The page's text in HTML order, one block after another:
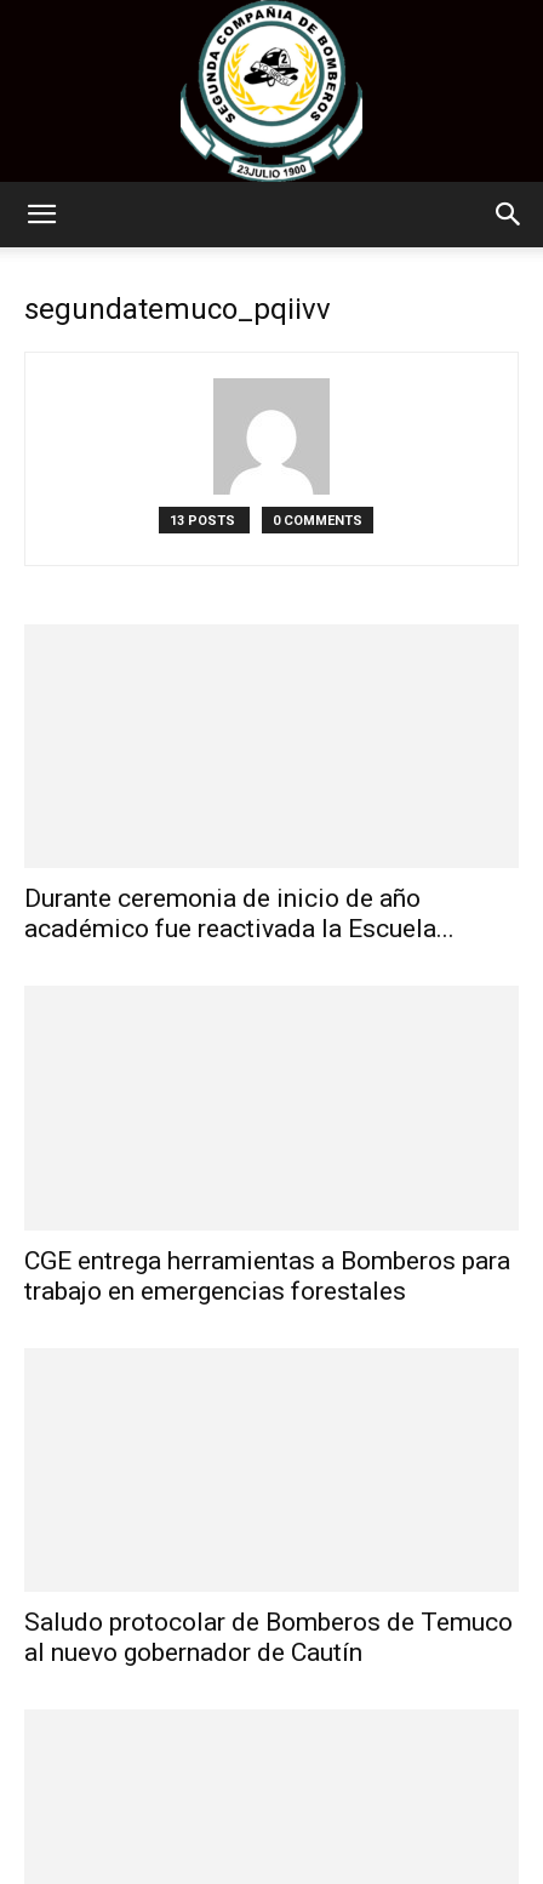
segundatemuco_pqiivv
13 POSTS 0 COMMENTS
Durante ceremonia de inicio de año
académico fue reactivada la Escuela...
CGE entrega herramientas a Bomberos para
trabajo en emergencias forestales
Saludo protocolar de Bomberos de Temuco
al nuevo gobernador de Cautín